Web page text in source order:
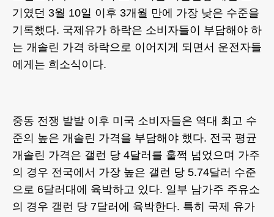
기였던 3월 10일 이후 3개월 만에 가장 낮은 수준을
기록했다. 국제유가 하락은 소비자들이 부담해야 하
는 개솔린 가격 하락으로 이어지게 되면서 운전자들
에게는 희소식이다.
중동 전쟁 발발 이후 미국 소비자들은 역대 최고 수
준의 높은 개솔린 가격을 부담해야 했다. 전국 평균
개솔린 가격은 갤런 당 4달러를 훌쩍 넘었으며 가주
의 경우 전국에서 가장 높은 갤런 당 5.74달러 수준
으로 6달러대에 육박하고 있다. 일부 남가주 주유소
의 경우 갤런 당 7달러에 육박한다. 특히 국제 유가